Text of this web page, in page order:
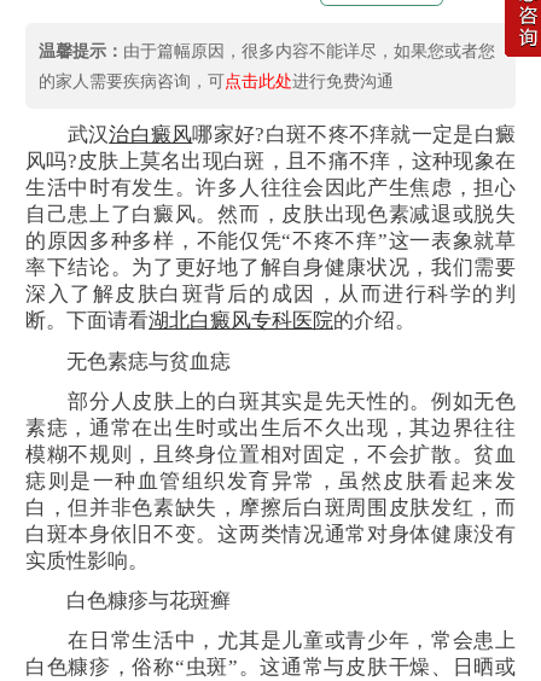
温馨提示： 由于篇幅原因，很多内容不能详尽，如果您或者您
的家人需要疾病咨询，可点击此处进行免费沟通
武汉治白癜风哪家好?白斑不疼不痒就一定是白癜
风吗?皮肤上莫名出现白斑，且不痛不痒，这种现象在
生活中时有发生。许多人往往会因此产生焦虑，担心
自己患上了白癜风。然而，皮肤出现色素减退或脱失
的原因多种多样，不能仅凭“不疼不痒”这一表象就草
率下结论。为了更好地了解自身健康状况，我们需要
深入了解皮肤白斑背后的成因，从而进行科学的判
断。下面请看湖北白癜风专科医院的介绍。
无色素痣与贫血痣
部分人皮肤上的白斑其实是先天性的。例如无色
素痣，通常在出生时或出生后不久出现，其边界往往
模糊不规则，且终身位置相对固定，不会扩散。贫血
痣则是一种血管组织发育异常，虽然皮肤看起来发
白，但并非色素缺失，摩擦后白斑周围皮肤发红，而
白斑本身依旧不变。这两类情况通常对身体健康没有
实质性影响。
白色糠疹与花斑癣
在日常生活中，尤其是儿童或青少年，常会患上
白色糠疹，俗称“虫斑”。这通常与皮肤干燥、日晒或